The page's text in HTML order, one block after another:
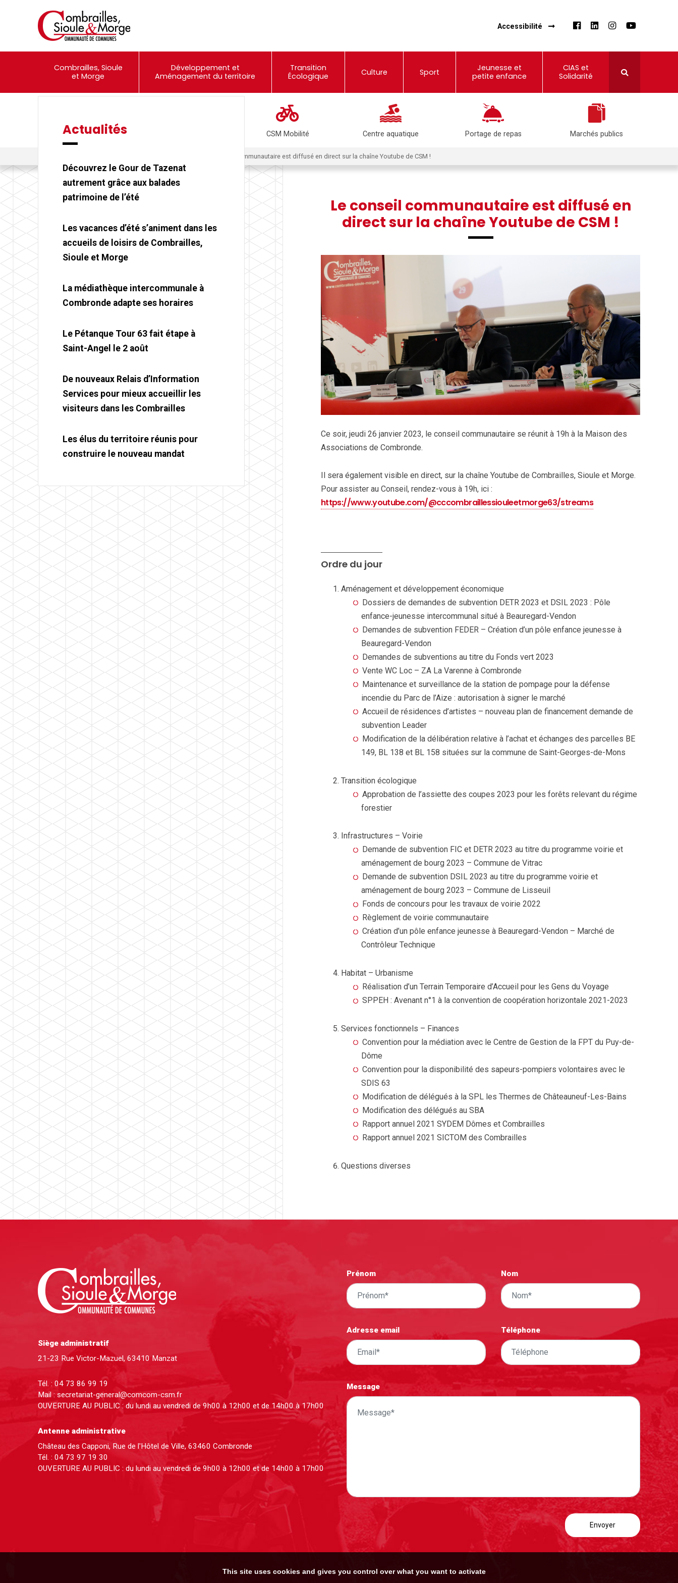
Accessibilité
Combrailles, Sioule
et Morge
Développement et
Aménagement du territoire
Transition
Écologique
Culture Sport
Jeunesse et
petite enfance
CIAS et
Solidarité
Événements CSM Mobilité Centre aquatique Portage de repas Marchés publics
Le conseil communautaire est diffusé en direct sur la chaîne Youtube de CSM !
Le conseil communautaire est diffusé en
direct sur la chaîne Youtube de CSM !
Ce soir, jeudi 26 janvier 2023, le conseil communautaire se réunit à 19h à la Maison des
Associations de Combronde.
Il sera également visible en direct, sur la chaîne Youtube de Combrailles, Sioule et Morge.
Pour assister au Conseil, rendez-vous à 19h, ici :
https://www.youtube.com/@cccombraillessiouleetmorge63/streams
Ordre du jour
Aménagement et développement économique
Dossiers de demandes de subvention DETR 2023 et DSIL 2023 : Pôle
enfance-jeunesse intercommunal situé à Beauregard-Vendon
Demandes de subvention FEDER – Création d’un pôle enfance jeunesse à
Beauregard-Vendon
Demandes de subventions au titre du Fonds vert 2023
Vente WC Loc – ZA La Varenne à Combronde
Maintenance et surveillance de la station de pompage pour la défense
incendie du Parc de l’Aize : autorisation à signer le marché
Accueil de résidences d’artistes – nouveau plan de financement demande de
subvention Leader
Modification de la délibération relative à l’achat et échanges des parcelles BE
149, BL 138 et BL 158 situées sur la commune de Saint-Georges-de-Mons
Transition écologique
Approbation de l’assiette des coupes 2023 pour les forêts relevant du régime
forestier
Infrastructures – Voirie
Demande de subvention FIC et DETR 2023 au titre du programme voirie et
aménagement de bourg 2023 – Commune de Vitrac
Demande de subvention DSIL 2023 au titre du programme voirie et
aménagement de bourg 2023 – Commune de Lisseuil
Fonds de concours pour les travaux de voirie 2022
Règlement de voirie communautaire
Création d’un pôle enfance jeunesse à Beauregard-Vendon – Marché de
Contrôleur Technique
Habitat – Urbanisme
Réalisation d’un Terrain Temporaire d’Accueil pour les Gens du Voyage
SPPEH : Avenant n°1 à la convention de coopération horizontale 2021-2023
Services fonctionnels – Finances
Convention pour la médiation avec le Centre de Gestion de la FPT du Puy-de-
Dôme
Convention pour la disponibilité des sapeurs-pompiers volontaires avec le
SDIS 63
Modification de délégués à la SPL les Thermes de Châteauneuf-Les-Bains
Modification des délégués au SBA
Rapport annuel 2021 SYDEM Dômes et Combrailles
Rapport annuel 2021 SICTOM des Combrailles
Questions diverses
Actualités
Découvrez le Gour de Tazenat
autrement grâce aux balades
patrimoine de l’été
Les vacances d’été s’animent dans les
accueils de loisirs de Combrailles,
Sioule et Morge
La médiathèque intercommunale à
Combronde adapte ses horaires
Le Pétanque Tour 63 fait étape à
Saint-Angel le 2 août
De nouveaux Relais d’Information
Services pour mieux accueillir les
visiteurs dans les Combrailles
Les élus du territoire réunis pour
construire le nouveau mandat
Siège administratif
21-23 Rue Victor-Mazuel, 63410 Manzat
Tél. : 04 73 86 99 19
Mail : secretariat-general@comcom-csm.fr
OUVERTURE AU PUBLIC : du lundi au vendredi de 9h00 à 12h00 et de 14h00 à 17h00
Antenne administrative
Château des Capponi, Rue de l'Hôtel de Ville, 63460 Combronde
Tél. : 04 73 97 19 30
OUVERTURE AU PUBLIC : du lundi au vendredi de 9h00 à 12h00 et de 14h00 à 17h00
Prénom Nom
Adresse email Téléphone
Message
This site uses cookies and gives you control over what you want to activate